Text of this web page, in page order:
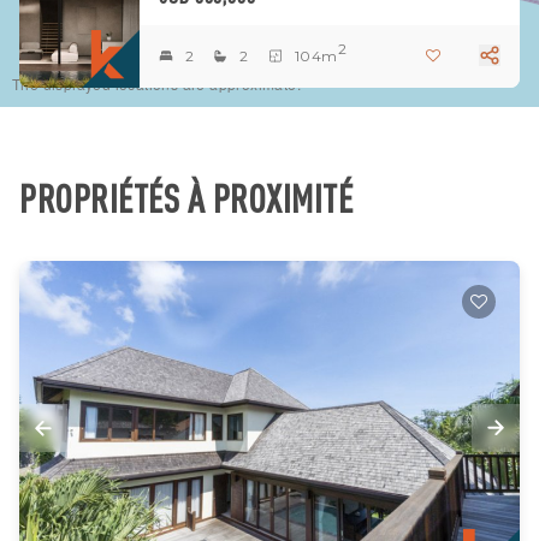
The displayed locations are approximate.
2 2 104m2
PROPRIÉTÉS À PROXIMITÉ